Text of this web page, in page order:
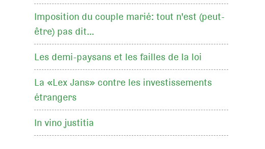
Imposition du couple marié: tout n'est (peut-
être) pas dit…
Les demi-paysans et les failles de la loi
La «Lex Jans» contre les investissements
étrangers
In vino justitia